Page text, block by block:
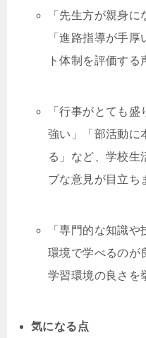
「先生方が親身に
「進路指導が手
ト体制を評価する
「行事がとても
強い」「部活動に
る」など、学校生
ブな意見が目立ち
「専門的な知識
環境で学べるのが
学習環境の良さを
気になる点